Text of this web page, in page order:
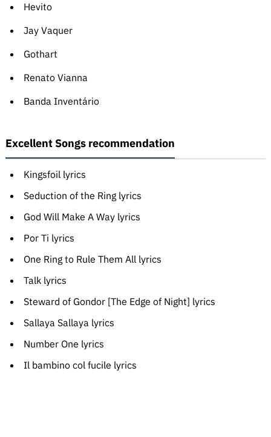
Hevito
Jay Vaquer
Gothart
Renato Vianna
Banda Inventário
Excellent Songs recommendation
Kingsfoil lyrics
Seduction of the Ring lyrics
God Will Make A Way lyrics
Por Ti lyrics
One Ring to Rule Them All lyrics
Talk lyrics
Steward of Gondor [The Edge of Night] lyrics
Sallaya Sallaya lyrics
Number One lyrics
Il bambino col fucile lyrics